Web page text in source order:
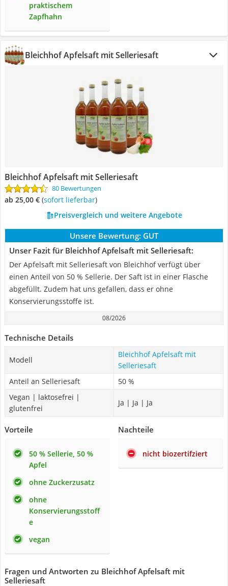
praktischem
Zapfhahn
Bleichhof Apfelsaft mit Selleriesaft
Bleichhof Apfelsaft mit Selleriesaft
80 Bewertungen
ab 25,00 € ( Sofort lieferbar)
Preisvergleich und weitere Angebote
Unsere Bewertung: GUT
Unser Fazit für Bleichhof Apfelsaft mit Selleriesaft:
Der Apfelsaft mit Selleriesaft von Bleichhof verfügt über
einen Anteil von 50 % Sellerie. Der Saft ist in einer Flasche
abgefüllt. Zudem hat uns gefallen, dass er ohne
Konservierungsstoffe ist.
08/2026
Technische Details
Modell
Bleichhof Apfelsaft mit
Selleriesaft
Anteil an Selleriesaft
50 %
Vegan | laktosefrei |
glutenfrei
Ja | Ja | Ja
Vorteile
50 % Sellerie, 50 %
Apfel
ohne Zuckerzusatz
ohne
Konservierungsstoff
e
vegan
Nachteile
nicht biozertifziert
Fragen und Antworten zu Bleichhof Apfelsaft mit
Selleriesaft